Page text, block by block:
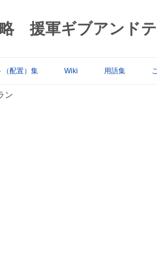
援軍ギブアンド
（配置）集 Wiki 用語集
ン